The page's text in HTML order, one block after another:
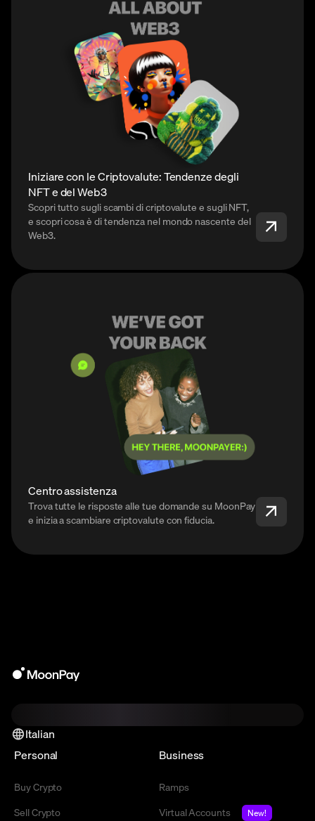
Iniziare con le Criptovalute: Tendenze degli
NFT e del Web3
Scopri tutto sugli scambi di criptovalute e sugli NFT,
e scopri cosa è di tendenza nel mondo nascente del
Web3.
Centro assistenza
Trova tutte le risposte alle tue domande su MoonPay
e inizia a scambiare criptovalute con fiducia.
Italian
Personal
Buy Crypto
Sell Crypto
Business
Ramps
Virtual Accounts
New!